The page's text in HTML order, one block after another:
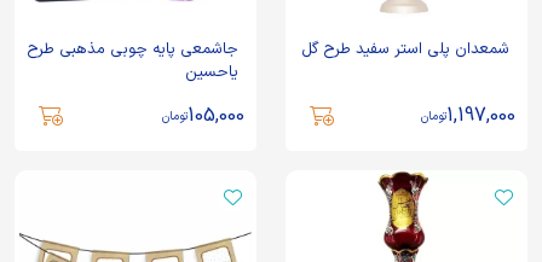
شمعدان پلی استر سفید طرح گل
1,197,000تومان
جاشمعی پایه چوبی مذهبی طرح
یاحسین
105,000تومان